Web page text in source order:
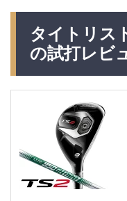
タイトリス
の試打レビ